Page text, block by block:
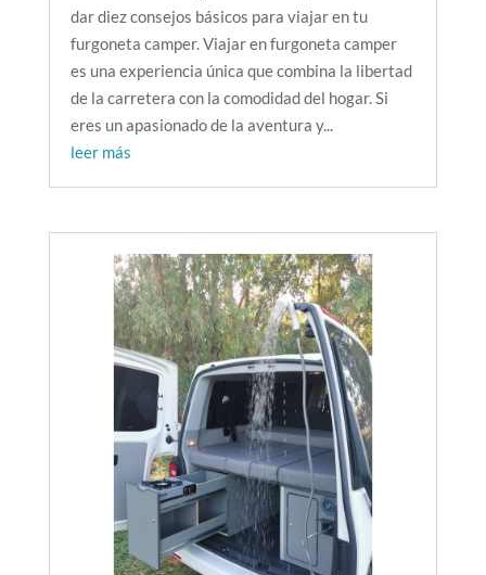
dar diez consejos básicos para viajar en tu
furgoneta camper. Viajar en furgoneta camper
es una experiencia única que combina la libertad
de la carretera con la comodidad del hogar. Si
eres un apasionado de la aventura y...
leer más